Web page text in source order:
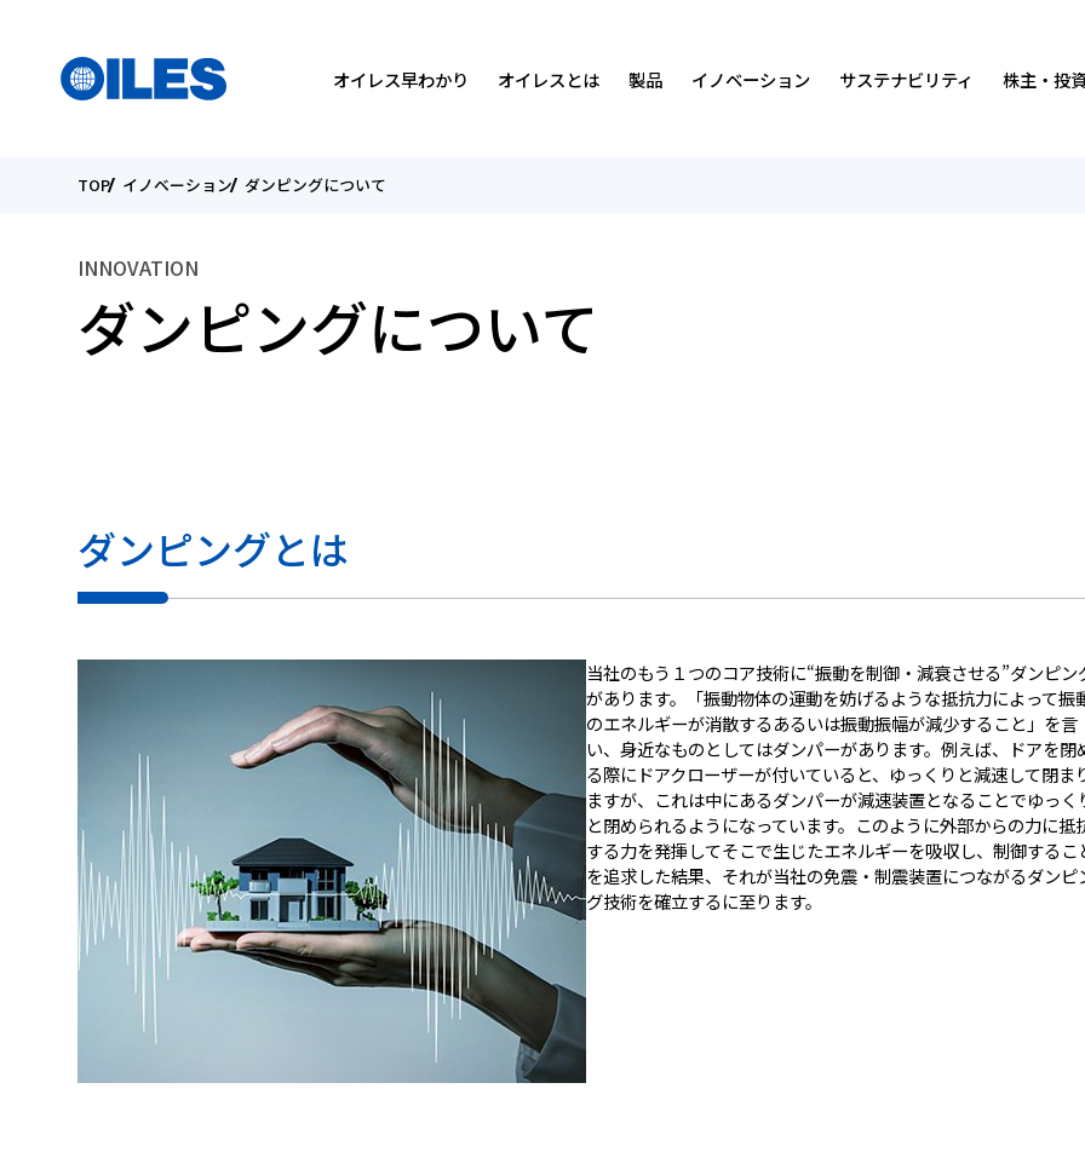
オイレス早わかり オイレスとは 製品 イノベーション サステナビリティ 株主・投
検索
SEARCH会社概要
国内・海外関係会社
会社案内・広告ライブラリー
こんなところにオイレス
マンガ
軸受製品
トライボロジーについて
トップメッセージ
オイレスの取り組み
統合報告書
ESGデータ
各種方針
トップメッセージ
IRライブラリー
財務ハイライト
電子公告
よくあるご質問
TOP イノベーション ダンピングについて
INNOVATION
ダンピングについて
ダンピングとは
当社のもう１つのコア技術に“振動を制御・減衰させる”ダンピン
があります。「振動物体の運動を妨げるような抵抗力によって振
のエネルギーが消散するあるいは振動振幅が減少すること」を言
い、身近なものとしてはダンパーがあります。例えば、ドアを閉
る際にドアクローザーが付いていると、ゆっくりと減速して閉ま
ますが、これは中にあるダンパーが減速装置となることでゆっく
と閉められるようになっています。このように外部からの力に抵
する力を発揮してそこで生じたエネルギーを吸収し、制御するこ
を追求した結果、それが当社の免震・制震装置につながるダンピ
グ技術を確立するに至ります。